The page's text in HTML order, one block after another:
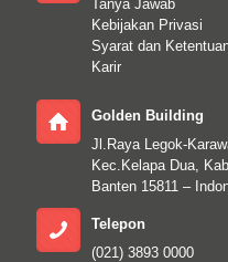
Tanya Jawab
Kebijakan Privasi
Syarat dan
Karir
Golden Building
Jl.Raya Legok-
Kec.Kelapa Dua,
Banten 15811 –
Telepon
(021) 3893 0000